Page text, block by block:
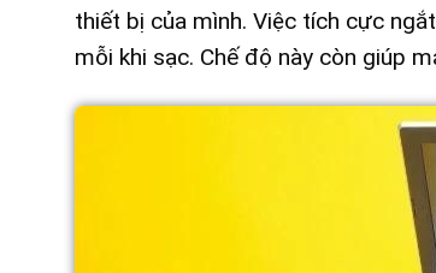
thiết bị của mình. Việc tích cực
mỗi khi sạc. Chế độ này còn giúp